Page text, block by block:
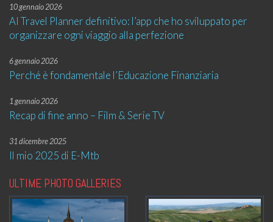
10 gennaio 2026
AI Travel Planner definitivo: l’app che ho sviluppato per
organizzare ogni viaggio alla perfezione
6 gennaio 2026
Perché è fondamentale l’Educazione Finanziaria
1 gennaio 2026
Recap di fine anno – Film & Serie TV
31 dicembre 2025
Il mio 2025 di E-Mtb
ULTIME PHOTO GALLERIES